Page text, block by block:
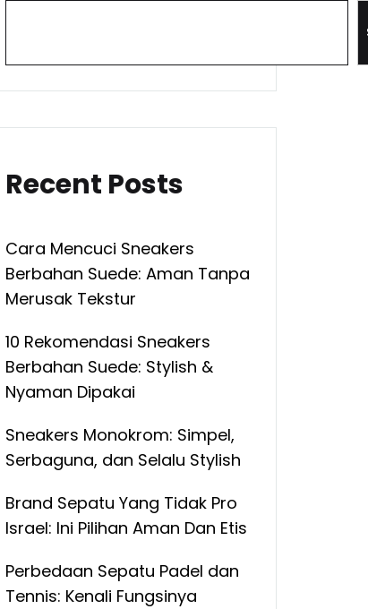
Recent Posts
Cara Mencuci Sneakers
Berbahan Suede: Aman Tanpa
Merusak Tekstur
10 Rekomendasi Sneakers
Berbahan Suede: Stylish &
Nyaman Dipakai
Sneakers Monokrom: Simpel,
Serbaguna, dan Selalu Stylish
Brand Sepatu Yang Tidak Pro
Israel: Ini Pilihan Aman Dan Etis
Perbedaan Sepatu Padel dan
Tennis: Kenali Fungsinya